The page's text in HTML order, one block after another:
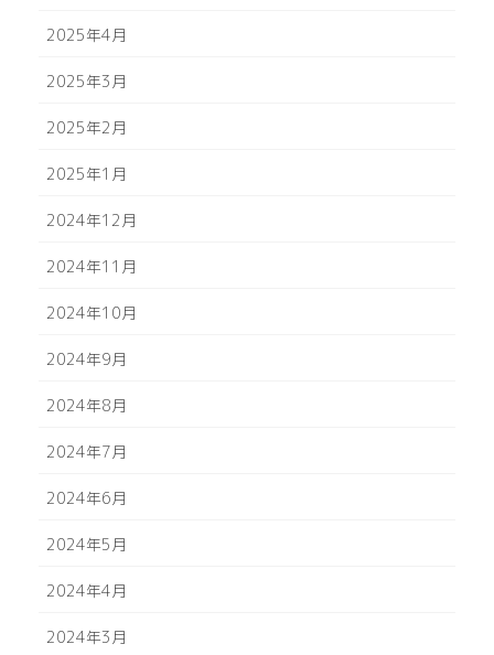
2025年4月
2025年3月
2025年2月
2025年1月
2024年12月
2024年11月
2024年10月
2024年9月
2024年8月
2024年7月
2024年6月
2024年5月
2024年4月
2024年3月